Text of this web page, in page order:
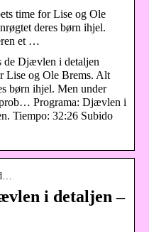
time for Lise og Ole
deres børn ihjel.
et …
de Djævlen i detaljen
Lise og Ole Brems. Alt
børn ihjel. Men under
prob… Programa: Djævlen i
Tiempo: 32:26 Subido
i detaljen –